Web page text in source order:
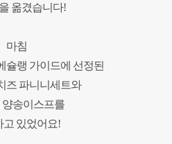
옮겼습니다!
마침
슐랭 가이드에 선정된
즈 파니니세트와
양송이스프를
고 있었어요!